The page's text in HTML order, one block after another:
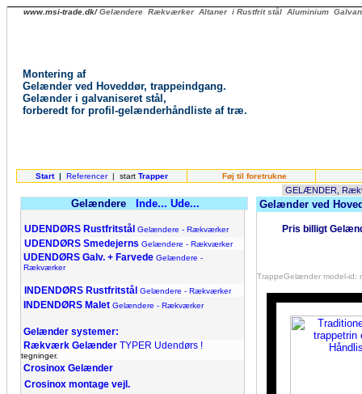
www.msi-trade.dk/ Gelændere Rækværker Altaner i Rustfrit stål Aluminium
Montering af
Gelænder ved Hoveddør, trappeindgang.
Gelænder i galvaniseret stål,
forberedt for profil-gelænderhåndliste af træ.
Start| Referencer| start Trapper Føj til foretrukne
Gelændere Inde... Ude...
UDENDØRS Rustfritstål Gelændere - Rækværker
UDENDØRS Smedejerns Gelændere - Rækværker
UDENDØRS Galv. + Farvede Gelændere -
Rækværker
INDENDØRS Rustfritstål Gelændere - Rækværker
INDENDØRSMaletGelændere - Rækværker
Gelænder systemer:
Rækværk GelænderTYPER Udendørs !
tegninger.
Crosinox Gelænder
Crosinox montage vejl.
Gelænder ved
Pris billigt
TrappeGelænder model-id: